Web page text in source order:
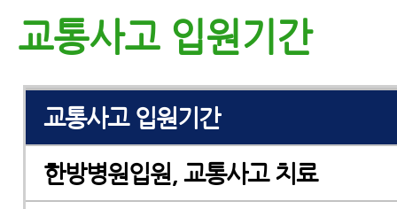
교통사고 입원기간
교통사고 입원치료 전 꼭 알아야 할
교통사고 입원기간
한방병원입원, 교통사고 치료